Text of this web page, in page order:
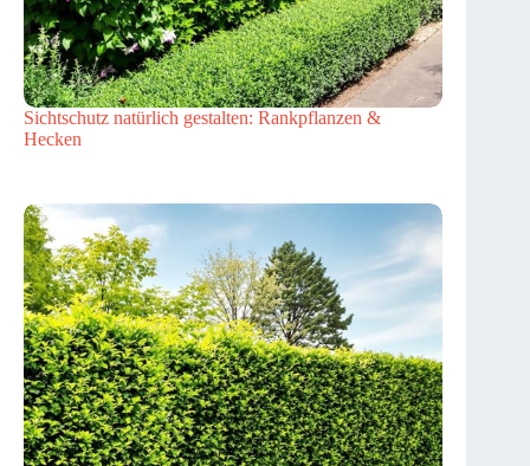
Sichtschutz natürlich gestalten: Rankpflanzen &
Hecken